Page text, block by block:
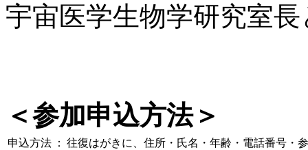
宇宙医学生物学研究室
＜参加申込方法＞
申込方法 ： 往復はがきに、住所・氏名・年齢・電話番号・